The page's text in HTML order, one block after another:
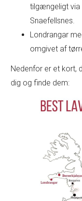
tilgængeligt via
Snaefellsnes.
Londrangar
omgivet af
Nedenfor er et kort,
dig og finde dem: